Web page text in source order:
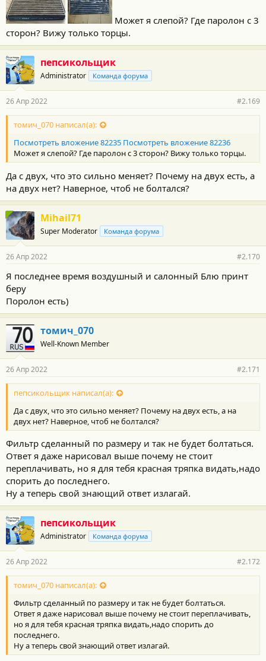
Может я слепой? Где паролон с 3
сторон? Вижу только торцы.
пепсикольщик
Administrator Команда форума
26 Апр 2022 #2.169
томич_070 написал(а):
Посмотреть вложение 82235 Посмотреть вложение 82236
Может я слепой? Где паролон с 3 сторон? Вижу только торцы.
Да с двух, что это сильно меняет? Почему на двух есть, а
на двух нет? Наверное, чтоб не болтался?
Mihail71
Super Moderator Команда форума
26 Апр 2022 #2.170
Я последнее время воздушный и салонный Блю принт
беру
Поролон есть)
томич_070
Well-Known Member
26 Апр 2022 #2.171
пепсикольщик написал(а):
Да с двух, что это сильно меняет? Почему на двух есть, а на
двух нет? Наверное, чтоб не болтался?
Фильтр сделанный по размеру и так не будет болтаться.
Ответ я даже нарисовал выше почему не стоит
переплачивать, но я для тебя красная тряпка видать,надо
спорить до последнего.
Ну а теперь свой знающий ответ излагай.
пепсикольщик
Administrator Команда форума
26 Апр 2022 #2.172
томич_070 написал(а):
Фильтр сделанный по размеру и так не будет болтаться.
Ответ я даже нарисовал выше почему не стоит переплачивать,
но я для тебя красная тряпка видать,надо спорить до
последнего.
Ну а теперь свой знающий ответ излагай.